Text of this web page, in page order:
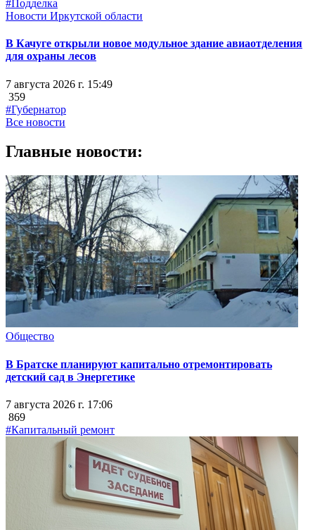
#Подделка
Новости Иркутской области
В Качуге открыли новое модульное здание авиаотделения
для охраны лесов
7 августа 2026 г. 15:49
359
#Губернатор
Все новости
Главные новости:
Общество
В Братске планируют капитально отремонтировать
детский сад в Энергетике
7 августа 2026 г. 17:06
869
#Капитальный ремонт